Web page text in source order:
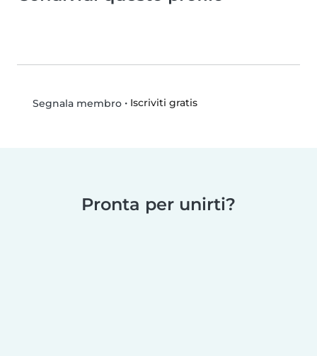
Segnala membro• Iscriviti gratis
Pronta per unirti?